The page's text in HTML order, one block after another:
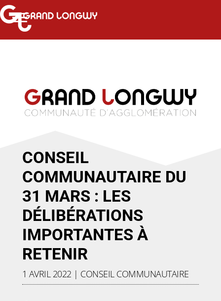
CONSEIL
COMMUNAUTAIRE DU
31 MARS : LES
DÉLIBÉRATIONS
IMPORTANTES À
RETENIR
1 AVRIL 2022 | CONSEIL COMMUNAUTAIRE